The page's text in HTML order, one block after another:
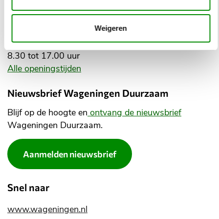
Weigeren
Openingstijden stadhuis
Maandag: 8.30 tot 20.00 uur
Dinsdag tot en met vrijdag:
8.30 tot 17.00 uur
Alle openingstijden
Nieuwsbrief Wageningen Duurzaam
Blijf op de hoogte en ontvang de nieuwsbrief
Wageningen Duurzaam.
Aanmelden nieuwsbrief
Snel naar
www.wageningen.nl